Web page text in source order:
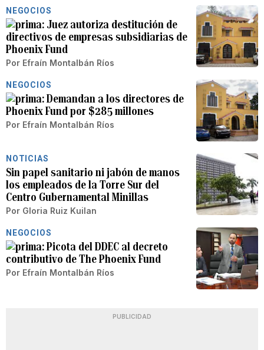
NEGOCIOS
Juez autoriza destitución de
directivos de empresas subsidiarias de
Phoenix Fund
Por Efraín Montalbán Ríos
NEGOCIOS
Demandan a los directores de
Phoenix Fund por $285 millones
Por Efraín Montalbán Ríos
NOTICIAS
Sin papel sanitario ni jabón de manos
los empleados de la Torre Sur del
Centro Gubernamental Minillas
Por Gloria Ruiz Kuilan
NEGOCIOS
Picota del DDEC al decreto
contributivo de The Phoenix Fund
Por Efraín Montalbán Ríos
PUBLICIDAD